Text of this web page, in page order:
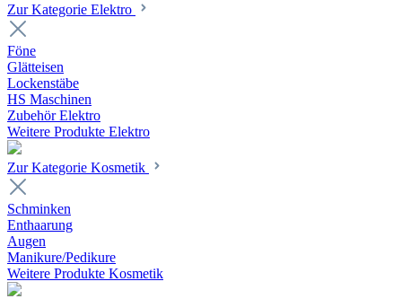
Zur Kategorie Elektro
Föne
Glätteisen
Lockenstäbe
HS Maschinen
Zubehör Elektro
Weitere Produkte Elektro
Zur Kategorie Kosmetik
Schminken
Enthaarung
Augen
Manikure/Pedikure
Weitere Produkte Kosmetik